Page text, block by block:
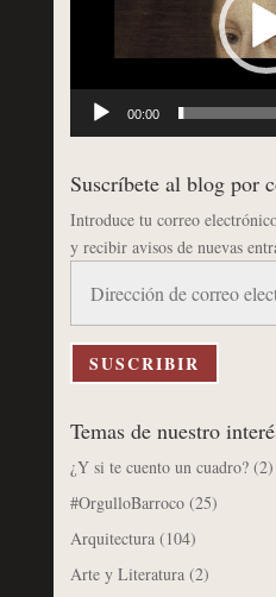
00:00
Suscríbete al blog por
Introduce tu correo
y recibir avisos de nuevas
correo
electrónico
SUSCRIBIR
Temas de nuestro
¿Y si te cuento un cuadro?(2)
#OrgulloBarroco(25)
Arquitectura(104)
Arte y Literatura(2)